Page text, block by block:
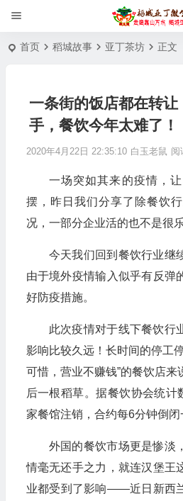
首页 稻城故事 亚丁茶坊 正文
一条街的饭店都在转让
手，餐饮今年太难了！
2020年4月22日 22:35:10 白玉老鼠 阅
一场突如其来的疫情，
摆，昨日我们分享了除餐饮
况，一部分企业活的也不是很乐
今天我们回到餐饮行业继
由于境外疫情输入似乎有反弹
好防疫措施。
此次疫情对于线下餐饮行
影响比较久远！长时间的停工
可惜，营业不赚钱”的餐饮店
后一根稻草。据餐饮协会统计
家餐馆注销，合约每6分钟倒闭
外国的餐饮市场更是惨淡
情毫无还手之力，就连汉堡王
业都受到了影响——近日新西